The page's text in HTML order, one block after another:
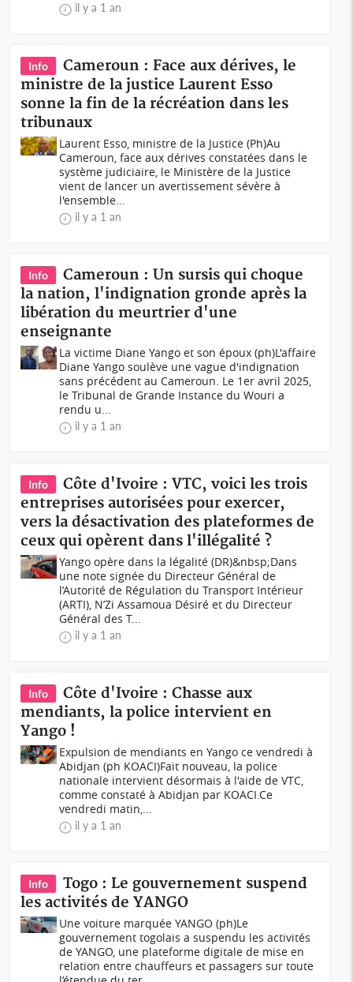
il y a 1 an
Info
Cameroun : Face aux dérives, le
ministre de la justice Laurent Esso
sonne la fin de la récréation dans les
tribunaux
Laurent Esso, ministre de la Justice (Ph)Au
Cameroun, face aux dérives constatées dans le
système judiciaire, le Ministère de la Justice
vient de lancer un avertissement sévère à
l'ensemble...
il y a 1 an
Info
Cameroun : Un sursis qui choque
la nation, l'indignation gronde après la
libération du meurtrier d'une
enseignante
La victime Diane Yango et son époux (ph)L'affaire
Diane Yango soulève une vague d'indignation
sans précédent au Cameroun. Le 1er avril 2025,
le Tribunal de Grande Instance du Wouri a
rendu u...
il y a 1 an
Info
Côte d'Ivoire : VTC, voici les trois
entreprises autorisées pour exercer,
vers la désactivation des plateformes de
ceux qui opèrent dans l'illégalité ?
Yango opère dans la légalité (DR)&nbsp;Dans
une note signée du Directeur Général de
l’Autorité de Régulation du Transport Intérieur
(ARTI), N’Zi Assamoua Désiré et du Directeur
Général des T...
il y a 1 an
Info
Côte d'Ivoire : Chasse aux
mendiants, la police intervient en
Yango !
Expulsion de mendiants en Yango ce vendredi à
Abidjan (ph KOACI)Fait nouveau, la police
nationale intervient désormais à l'aide de VTC,
comme constaté à Abidjan par KOACI.Ce
vendredi matin,...
il y a 1 an
Info
Togo : Le gouvernement suspend
les activités de YANGO
Une voiture marquée YANGO (ph)Le
gouvernement togolais a suspendu les activités
de YANGO, une plateforme digitale de mise en
relation entre chauffeurs et passagers sur toute